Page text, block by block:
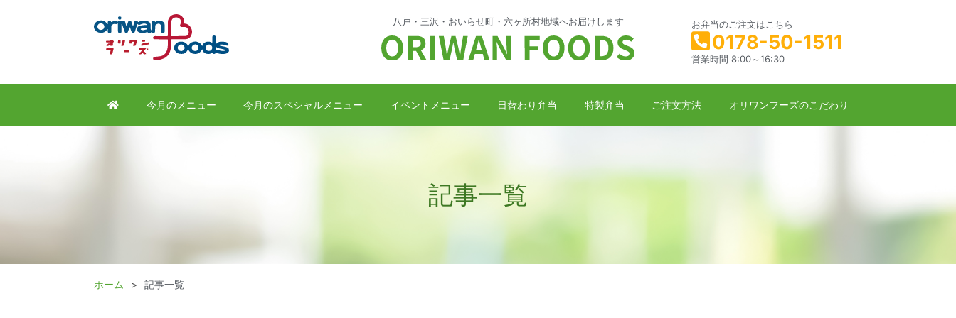
八戸・三沢・おいらせ町・ 六ヶ所村地域へお届けします お弁当のご注文はこちら
0178-50-1511
営業時間 8:00～16:30
今月のメニュー 今月のスペシャルメニュー イベントメニュー 日替わり弁当 特製弁当 ご注文方法 オリワンフーズのこだわり
記事一覧
ホーム 記事一覧